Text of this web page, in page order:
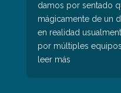
damos por sentado
mágicamente de un
en realidad
por múltiples
leer más